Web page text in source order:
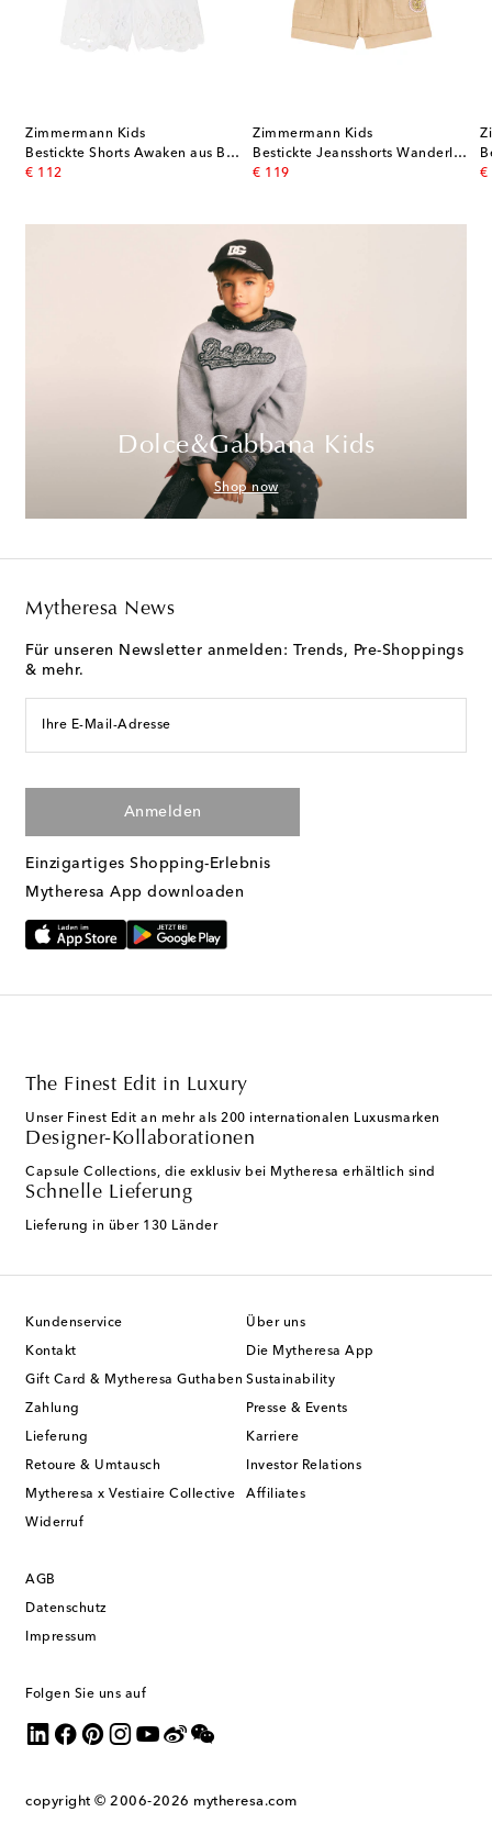
Zimmermann Kids
Bestickte Shorts Awaken aus Baumwolle
€ 112
original price
Zimmermann Kids
Bestickte Jeansshorts Wanderlust
€ 119
original price €
Dolce&Gabbana Kids
Shop now
Mytheresa News
Für unseren Newsletter anmelden: Trends, Pre-Shoppings
& mehr.
Ihre E-Mail-Adresse
Anmelden
Einzigartiges Shopping-Erlebnis
Mytheresa App downloaden
The Finest Edit in Luxury
Unser Finest Edit an mehr als 200 internationalen Luxusmarken
Designer-Kollaborationen
Capsule Collections, die exklusiv bei Mytheresa erhältlich sind
Schnelle Lieferung
Lieferung in über 130 Länder
Kundenservice
Kontakt
Gift Card & Mytheresa Guthaben
Zahlung
Lieferung
Retoure & Umtausch
Mytheresa x Vestiaire Collective
Widerruf
Über uns
Die Mytheresa App
Sustainability
Presse & Events
Karriere
Investor Relations
Affiliates
AGB
Datenschutz
Impressum
Folgen Sie uns auf
copyright © 2006-2026 mytheresa.com